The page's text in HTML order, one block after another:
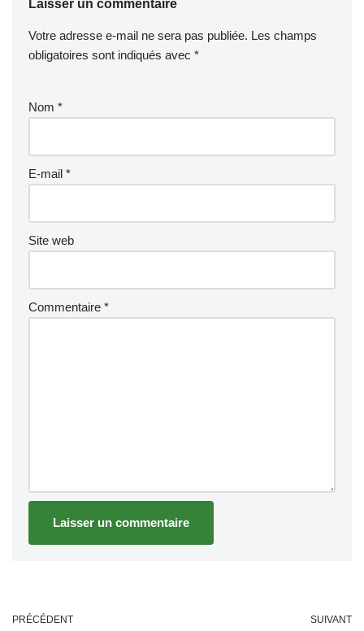
Laisser un commentaire
Votre adresse e-mail ne sera pas publiée. Les champs
obligatoires sont indiqués avec *
Nom *
E-mail *
Site web
Commentaire *
PRÉCÉDENT SUIVANT